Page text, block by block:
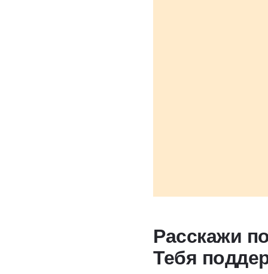
Расскажи
Тебя